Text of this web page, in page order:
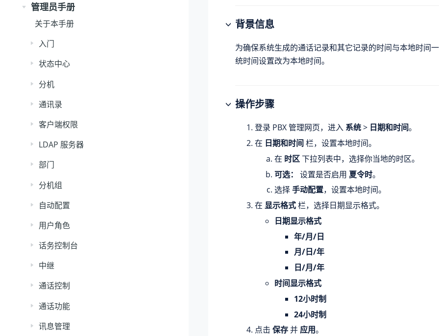
管理员手册
关于本手册
入门
状态中心
分机
通讯录
客户端权限
LDAP 服务器
部门
分机组
自动配置
用户角色
话务控制台
中继
通话控制
通话功能
讯息管理
背景信息
为确保系统生成的通话记录和其它记录的时间与本地时间
统时间设置改为本地时间。
操作步骤
登录 PBX 管理网页，进入 系统> 日期和时间。
在 日期和时间 栏，设置本地时间。
在 时区下拉列表中，选择你当地的时区。
可选：
设置是否启用 夏令时。
选择手动配置，设置本地时间。
在 显示格式栏，选择日期显示格式。
日期显示格式
年/月/日
月/日/年
日/月/年
时间显示格式
12小时制
24小时制
点击 保存并应用。